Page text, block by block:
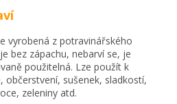
vyrobená z potravinářského
bez zápachu, nebarví se, je
použitelná. Lze použít k
občerstvení, sušenek, sladkostí,
zeleniny atd.